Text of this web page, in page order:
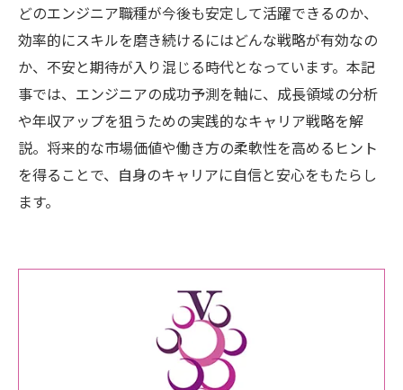
どのエンジニア職種が今後も安定して活躍できるのか、
効率的にスキルを磨き続けるにはどんな戦略が有効なの
か、不安と期待が入り混じる時代となっています。本記
事では、エンジニアの成功予測を軸に、成長領域の分析
や年収アップを狙うための実践的なキャリア戦略を解
説。将来的な市場価値や働き方の柔軟性を高めるヒント
を得ることで、自身のキャリアに自信と安心をもたらし
ます。